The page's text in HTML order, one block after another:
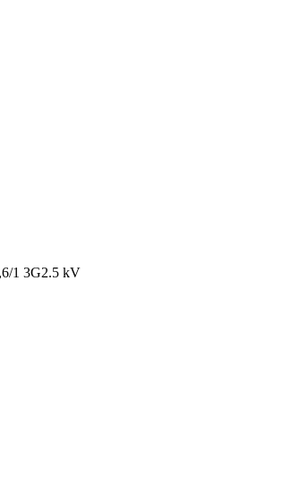
1 3G2.5 kV